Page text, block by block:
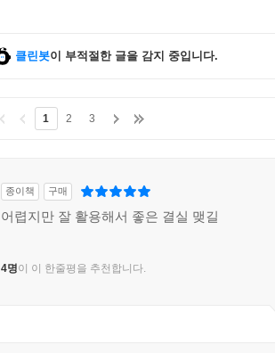
클린봇이 부적절한 글을 감지 중입니다.
1 2 3
종이책 구매
어렵지만 잘 활용해서 좋은 결실 맺길
4명이 이 한줄평을 추천합니다.